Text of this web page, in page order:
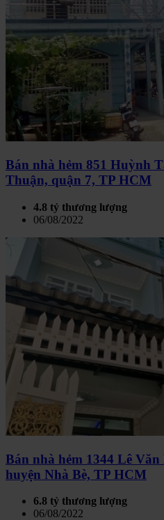
Bán nhà hẻm 851 Huỳnh
Thuận, quận 7, TP HCM
4.8 tỷ thương lượng
06/08/2022
Bán nhà hẻm 1344 Lê
huyện Nhà Bè, TP HCM
6.8 tỷ thương lượng
06/08/2022